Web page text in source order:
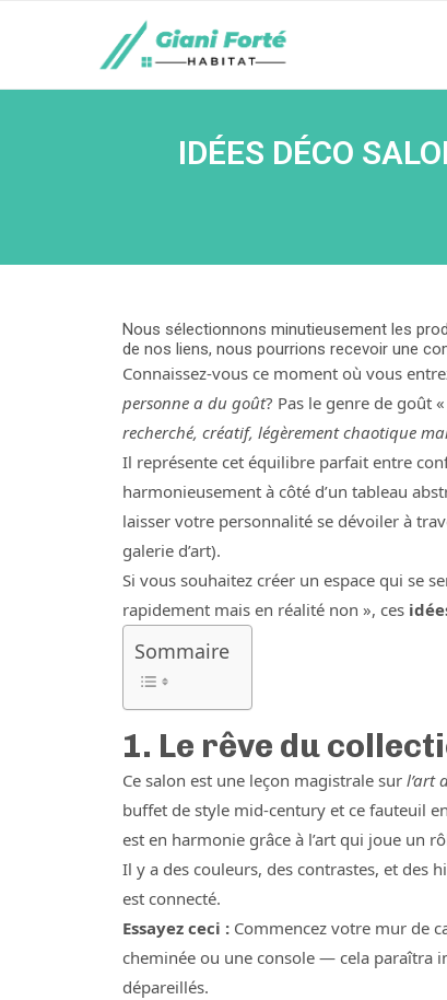
IDÉES DÉCO
Nous sélectionnons minutieusement les
de nos liens, nous pourrions recevoir une
Connaissez-vous ce moment où vous
personne a du goût? Pas le genre de goût
recherché, créatif, légèrement chaotique
Il représente cet équilibre parfait entre
harmonieusement à côté d’un tableau
laisser votre personnalité se dévoiler à
galerie d’art).
Si vous souhaitez créer un espace qui se
rapidement mais en réalité non », ces
Sommaire
1. Le rêve du
Ce salon est une leçon magistrale sur l’art
buffet de style mid-century et ce fauteuil
est en harmonie grâce à l’art qui joue un
Il y a des couleurs, des contrastes, et des
est connecté.
Essayez ceci : Commencez votre mur de
cheminée ou une console — cela paraîtra
dépareillés.